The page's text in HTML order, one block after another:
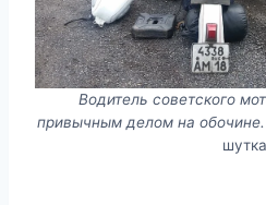
Водитель советского
привычным делом на обочине.
шутка